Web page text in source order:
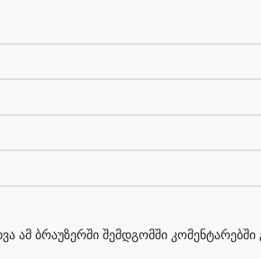
ამ ბრაუზერში შემდგომში კომენტარებში